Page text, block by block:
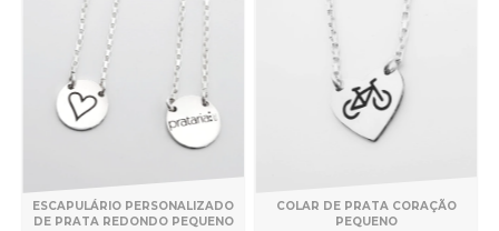
ESCAPULÁRIO PERSONALIZADO
DE PRATA REDONDO PEQUENO
COLAR DE PRATA CORAÇÃO
PEQUENO